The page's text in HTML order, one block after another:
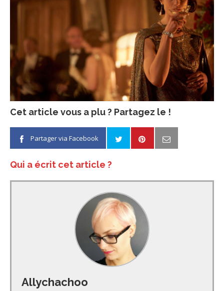
Cet article vous a plu ? Partagez le !
Partager via Facebook
Qui a écrit cet article ?
Allychachoo